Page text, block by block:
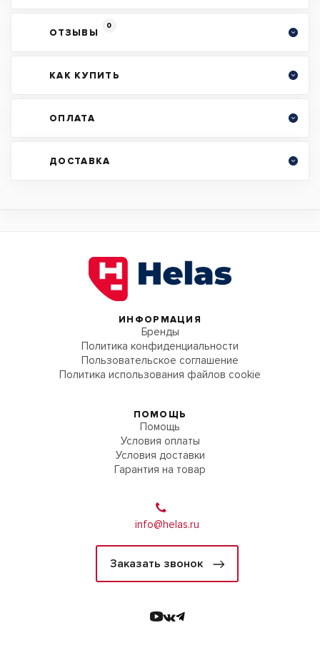
ОТЗЫВЫ
0
КАК КУПИТЬ
ОПЛАТА
ДОСТАВКА
ИНФОРМАЦИЯ
Бренды
Политика конфиденциальности
Пользовательское соглашение
Политика использования файлов cookie
ПОМОЩЬ
Помощь
Условия оплаты
Условия доставки
Гарантия на товар
info@helas.ru
Заказать звонок